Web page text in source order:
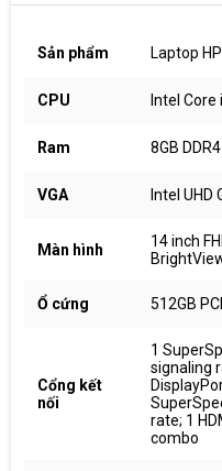
Sản phẩm Laptop
CPU Intel
Ram 8GB
VGA Intel UHD
Màn hình
14 inch
Ổ cứng 512GB
Cổng kết
nối
1
signaling
rate; 1
combo